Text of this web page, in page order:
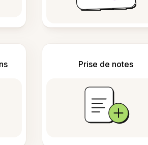
Prise de notes